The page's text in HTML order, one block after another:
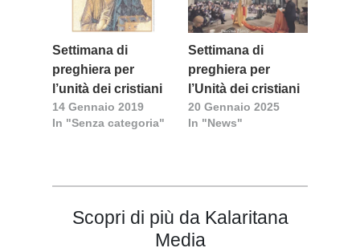
Settimana di
preghiera per
l’unità dei cristiani
14 Gennaio 2019
In "Senza categoria"
Settimana di
preghiera per
l’Unità dei cristiani
20 Gennaio 2025
In "News"
Scopri di più da Kalaritana
Media